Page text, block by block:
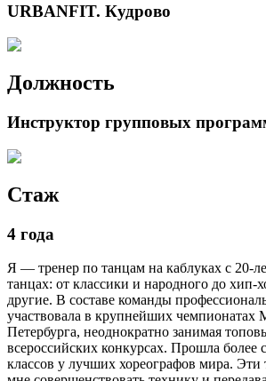
URBANFIT. Кудрово
Должность
Инструктор групповых
Стаж
4 года
Я — тренер по танцам на каблуках с 20-
танцах: от классики и народного до хип-
другие. В составе команды
участвовала в крупнейших
Петербурга, неоднократно занимая
всероссийских конкурсах. Прошла более
классов у лучших хореографов мира. Эти